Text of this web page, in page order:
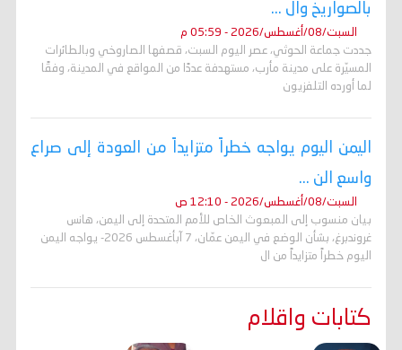
بالصواريخ وال ...
السبت/08/أغسطس/2026 - 05:59 م
جددت جماعة الحوثي، عصر اليوم السبت، قصفها الصاروخي وبالطائرات
المسيّرة على مدينة مأرب، مستهدفة عددًا من المواقع في المدينة، وفقًا
لما أورده التلفزيون
اليمن اليوم يواجه خطراً متزايداً من العودة إلى صراع
واسع الن ...
السبت/08/أغسطس/2026 - 12:10 ص
بيان منسوب إلى المبعوث الخاص للأمم المتحدة إلى اليمن، هانس
غروندبرغ، بشأن الوضع في اليمن عمّان، 7 آبأغسطس 2026- يواجه اليمن
اليوم خطراً متزايداً من ال
كتابات واقلام